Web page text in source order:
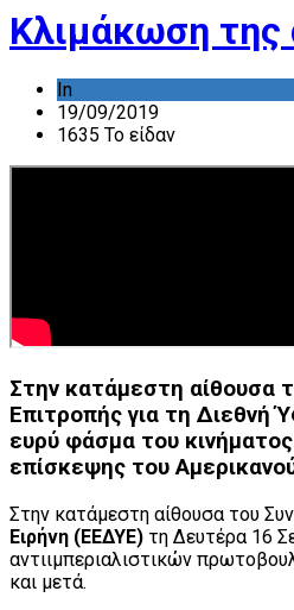
Κλιμάκωση της
In
19/09/2019
1635 Το είδαν
Στην κατάμεστη αίθουσα
Επιτροπής για τη Διεθνή
ευρύ φάσμα του
επίσκεψης του
Στην κατάμεστη αίθουσα του
Ειρήνη (ΕΕΔΥΕ) τη Δευτέρα 16
αντιιμπεριαλιστικών
και μετά.